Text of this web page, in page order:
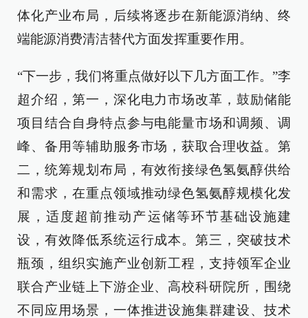
体化产业布局，后续将逐步在新能源消纳、终
端能源消费清洁替代方面发挥重要作用。
“下一步，我们将重点做好以下几方面工作。”李
超介绍，第一，深化电力市场改革，鼓励储能
项目结合自身特点参与电能量市场和调频、调
峰、备用等辅助服务市场，获取合理收益。第
二，统筹规划布局，有效衔接绿色氢氨醇供给
和需求，在重点领域推动绿色氢氨醇规模化发
展，适度超前推动产运储等环节基础设施建
设，有效降低系统运行成本。第三，突破技术
瓶颈，组织实施产业创新工程，支持领军企业
联合产业链上下游企业、高校科研院所，围绕
不同应用场景，一体推进设施集群建设、技术